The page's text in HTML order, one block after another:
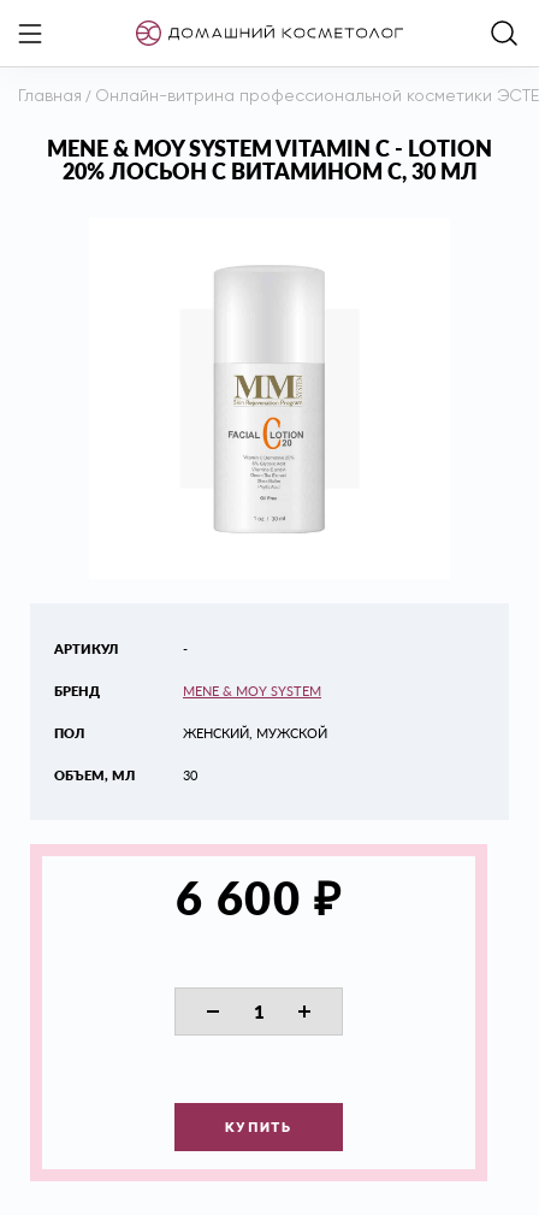
Главная / Онлайн-витрина профессиональной косметики
MENE & MOY SYSTEM VITAMIN C - LOTION
20% ЛОСЬОН С ВИТАМИНОМ С, 30 МЛ
АРТИКУЛ
БРЕНД
ПОЛ
ОБЪЕМ, МЛ
-
MENE & MOY SYSTEM
ЖЕНСКИЙ, МУЖСКОЙ
30
6 600 ₽
КУПИТЬ